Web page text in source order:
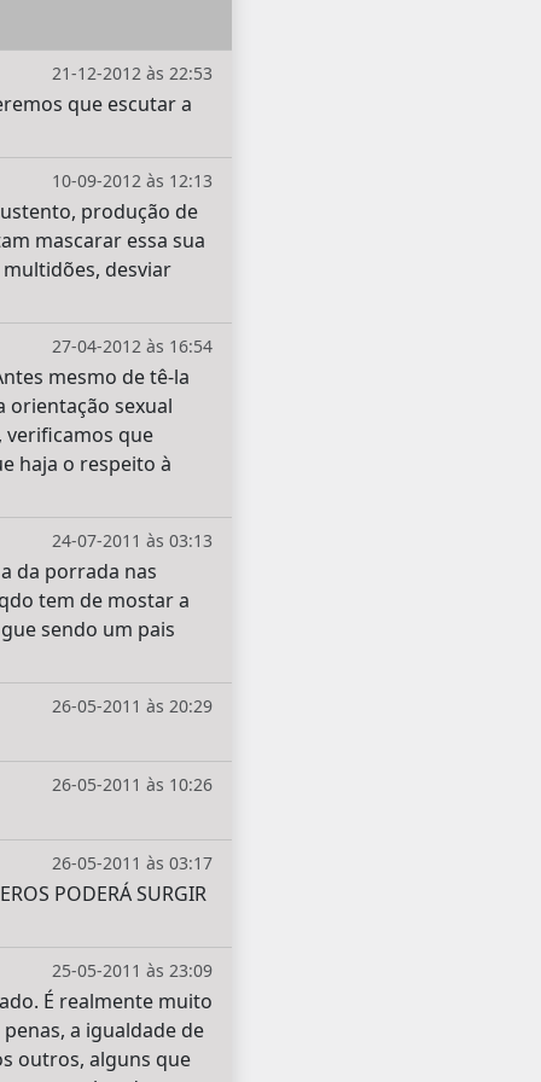
21-12-2012 às 22:53
que escutar a
10-09-2012 às 12:13
produção de
mascarar essa sua
desviar
27-04-2012 às 16:54
mesmo de tê-la
orientação sexual
verificamos que
haja o respeito à
24-07-2011 às 03:13
da porrada nas
tem de mostar a
sendo um pais
26-05-2011 às 20:29
26-05-2011 às 10:26
26-05-2011 às 03:17
PODERÁ SURGIR
25-05-2011 às 23:09
É realmente muito
a igualdade de
outros, alguns que